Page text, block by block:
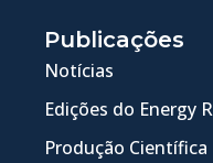
Publicações
Notícias
Edições do Energy
Produção Científica